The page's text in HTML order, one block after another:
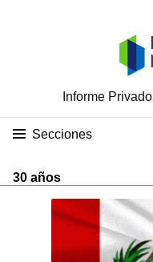
Informe Privado
Secciones
30 años